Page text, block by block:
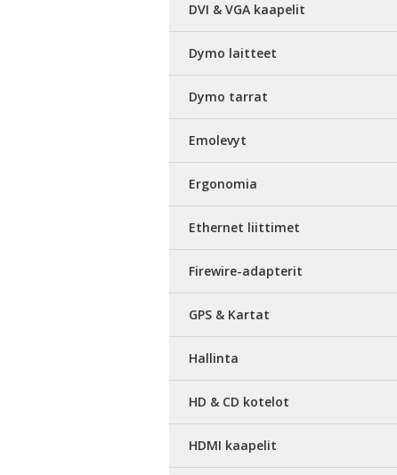
DVI & VGA kaapelit
Dymo laitteet
Dymo tarrat
Emolevyt
Ergonomia
Ethernet liittimet
Firewire-adapterit
GPS & Kartat
Hallinta
HD & CD kotelot
HDMI kaapelit